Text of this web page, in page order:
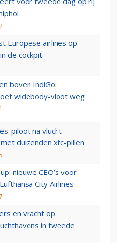
Europese airlines op
de cockpit
boven IndiGo:
widebody-vloot weg
piloot na vlucht
duizenden xtc-pillen
nieuwe CEO’s voor
City Airlines
en vracht op
in tweede